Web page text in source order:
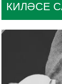
КИЛӘСЕ